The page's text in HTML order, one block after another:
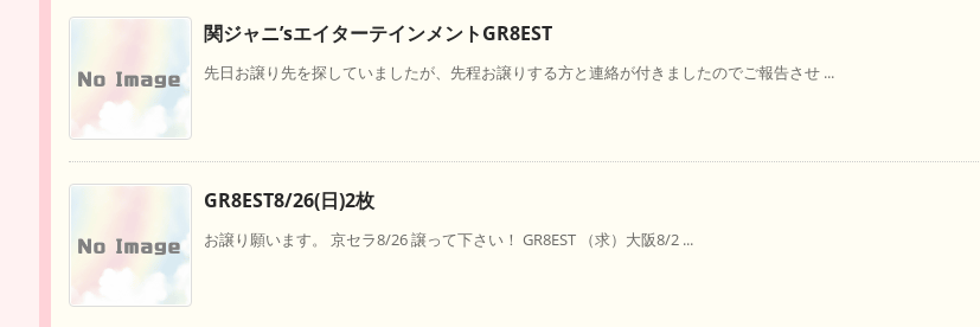
関ジャニ’sエイターテインメントGR8EST
先日お譲り先を探していましたが、先程お譲りする方と連絡が付きましたのでご報告させ ...
GR8EST8/26(日)2枚
お譲り願います。 京セラ8/26 譲って下さい！ GR8EST （求）大阪8/2 ...